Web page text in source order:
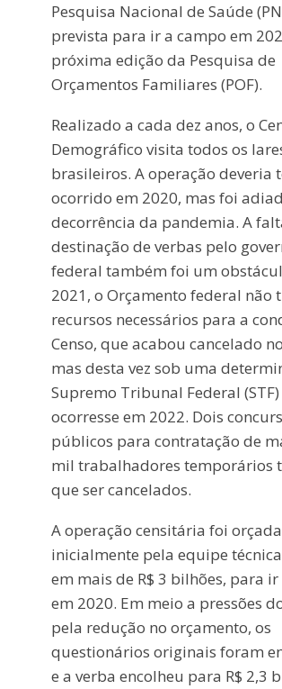
Pesquisa Nacional de Saúde
prevista para ir a campo em
próxima edição da Pesquisa de
Orçamentos Familiares (POF).
Realizado a cada dez anos, o
Demográfico visita todos os
brasileiros. A operação deveria
ocorrido em 2020, mas foi
decorrência da pandemia. A
destinação de verbas pelo
federal também foi um
2021, o Orçamento federal não
recursos necessários para a
Censo, que acabou cancelado
mas desta vez sob uma
Supremo Tribunal Federal
ocorresse em 2022. Dois
públicos para contratação de
mil trabalhadores temporários
que ser cancelados.
A operação censitária foi orçada
inicialmente pela equipe técnica
em mais de R$ 3 bilhões, para
em 2020. Em meio a pressões
pela redução no orçamento, os
questionários originais foram
e a verba encolheu para R$ 2,3